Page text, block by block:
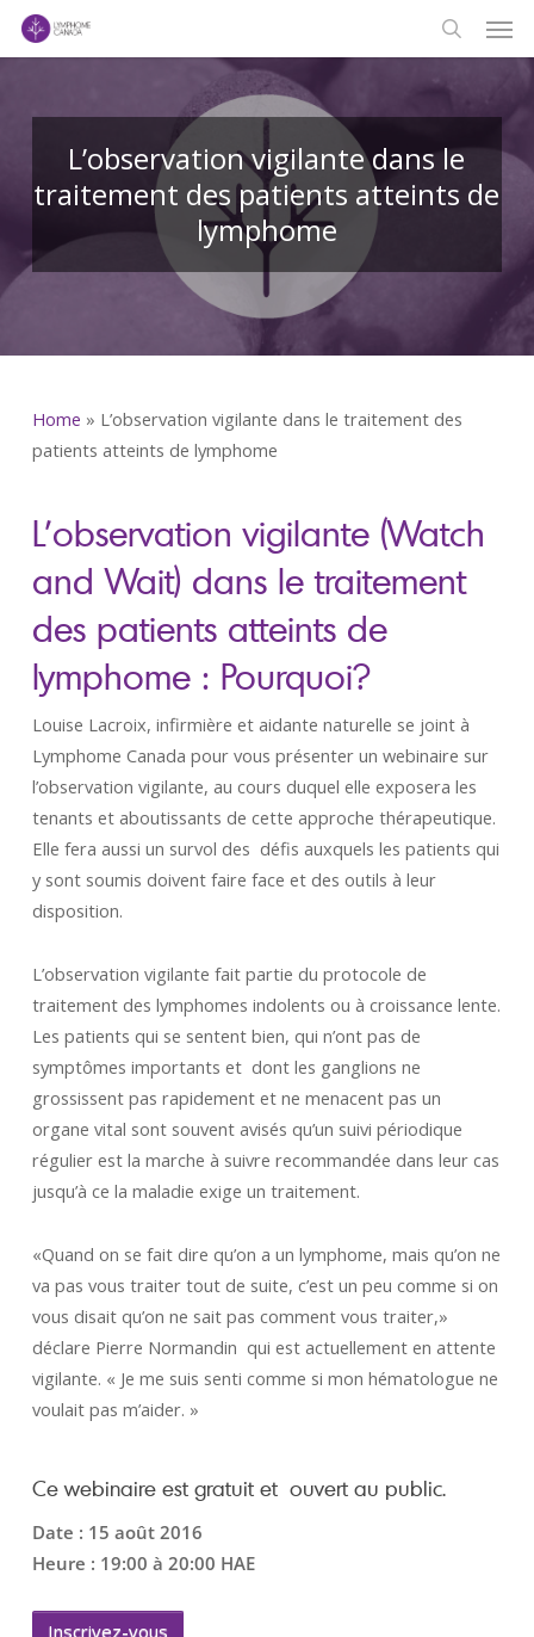
Skip
search
L’observation vigilante dans le
traitement des patients atteints de
lymphome
Home » L’observation vigilante dans le traitement des
patients atteints de lymphome
L’observation vigilante (Watch
and Wait) dans le traitement
des patients atteints de
lymphome : Pourquoi?
Louise Lacroix, infirmière et aidante naturelle se joint à
Lymphome Canada pour vous présenter un webinaire sur
l’observation vigilante, au cours duquel elle exposera les
tenants et aboutissants de cette approche thérapeutique.
Elle fera aussi un survol des défis auxquels les patients qui
y sont soumis doivent faire face et des outils à leur
disposition.
L’observation vigilante fait partie du protocole de
traitement des lymphomes indolents ou à croissance lente.
Les patients qui se sentent bien, qui n’ont pas de
symptômes importants et dont les ganglions ne
grossissent pas rapidement et ne menacent pas un
organe vital sont souvent avisés qu’un suivi périodique
régulier est la marche à suivre recommandée dans leur cas
jusqu’à ce la maladie exige un traitement.
«Quand on se fait dire qu’on a un lymphome, mais qu’on ne
va pas vous traiter tout de suite, c’est un peu comme si on
vous disait qu’on ne sait pas comment vous traiter,»
déclare Pierre Normandin qui est actuellement en attente
vigilante. « Je me suis senti comme si mon hématologue ne
voulait pas m’aider. »
Ce webinaire est gratuit et ouvert au public.
Date : 15 août 2016
Heure : 19:00 à 20:00 HAE
Inscrivez-vous